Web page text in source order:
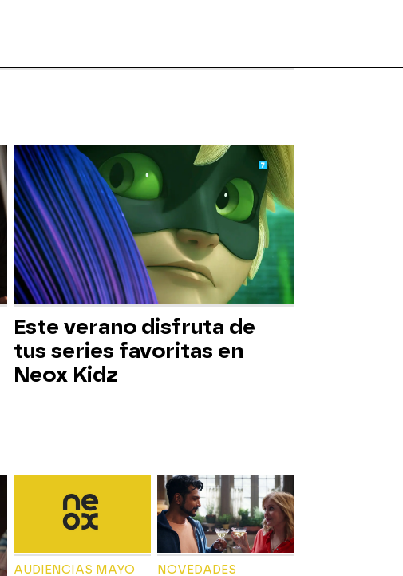
Este verano disfruta de
tus series favoritas en
Neox Kidz
AUDIENCIAS MAYO NOVEDADES